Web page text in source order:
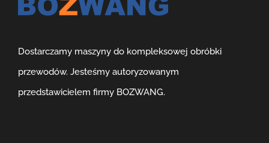
Dostarczamy maszyny do kompleksowej obróbki
przewodów. Jesteśmy autoryzowanym
przedstawicielem firmy BOZWANG.